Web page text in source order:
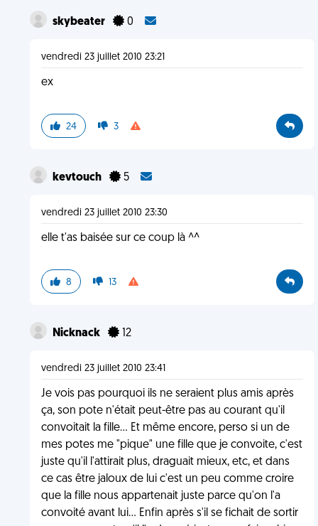
skybeater 0
vendredi 23 juillet 2010 23:21
ex
24 3
kevtouch 5
vendredi 23 juillet 2010 23:30
elle t'as baisée sur ce coup là ^^
8 13
Nicknack 12
vendredi 23 juillet 2010 23:41
Je vois pas pourquoi ils ne seraient plus amis après
ça, son pote n'était peut-être pas au courant qu'il
convoitait la fille... Et même encore, perso si un de
mes potes me "pique" une fille que je convoite, c'est
juste qu'il l'attirait plus, draguait mieux, etc, et dans
ce cas être jaloux de lui c'est un peu comme croire
que la fille nous appartenait juste parce qu'on l'a
convoité avant lui... Enfin après s'il se fichait de sortir